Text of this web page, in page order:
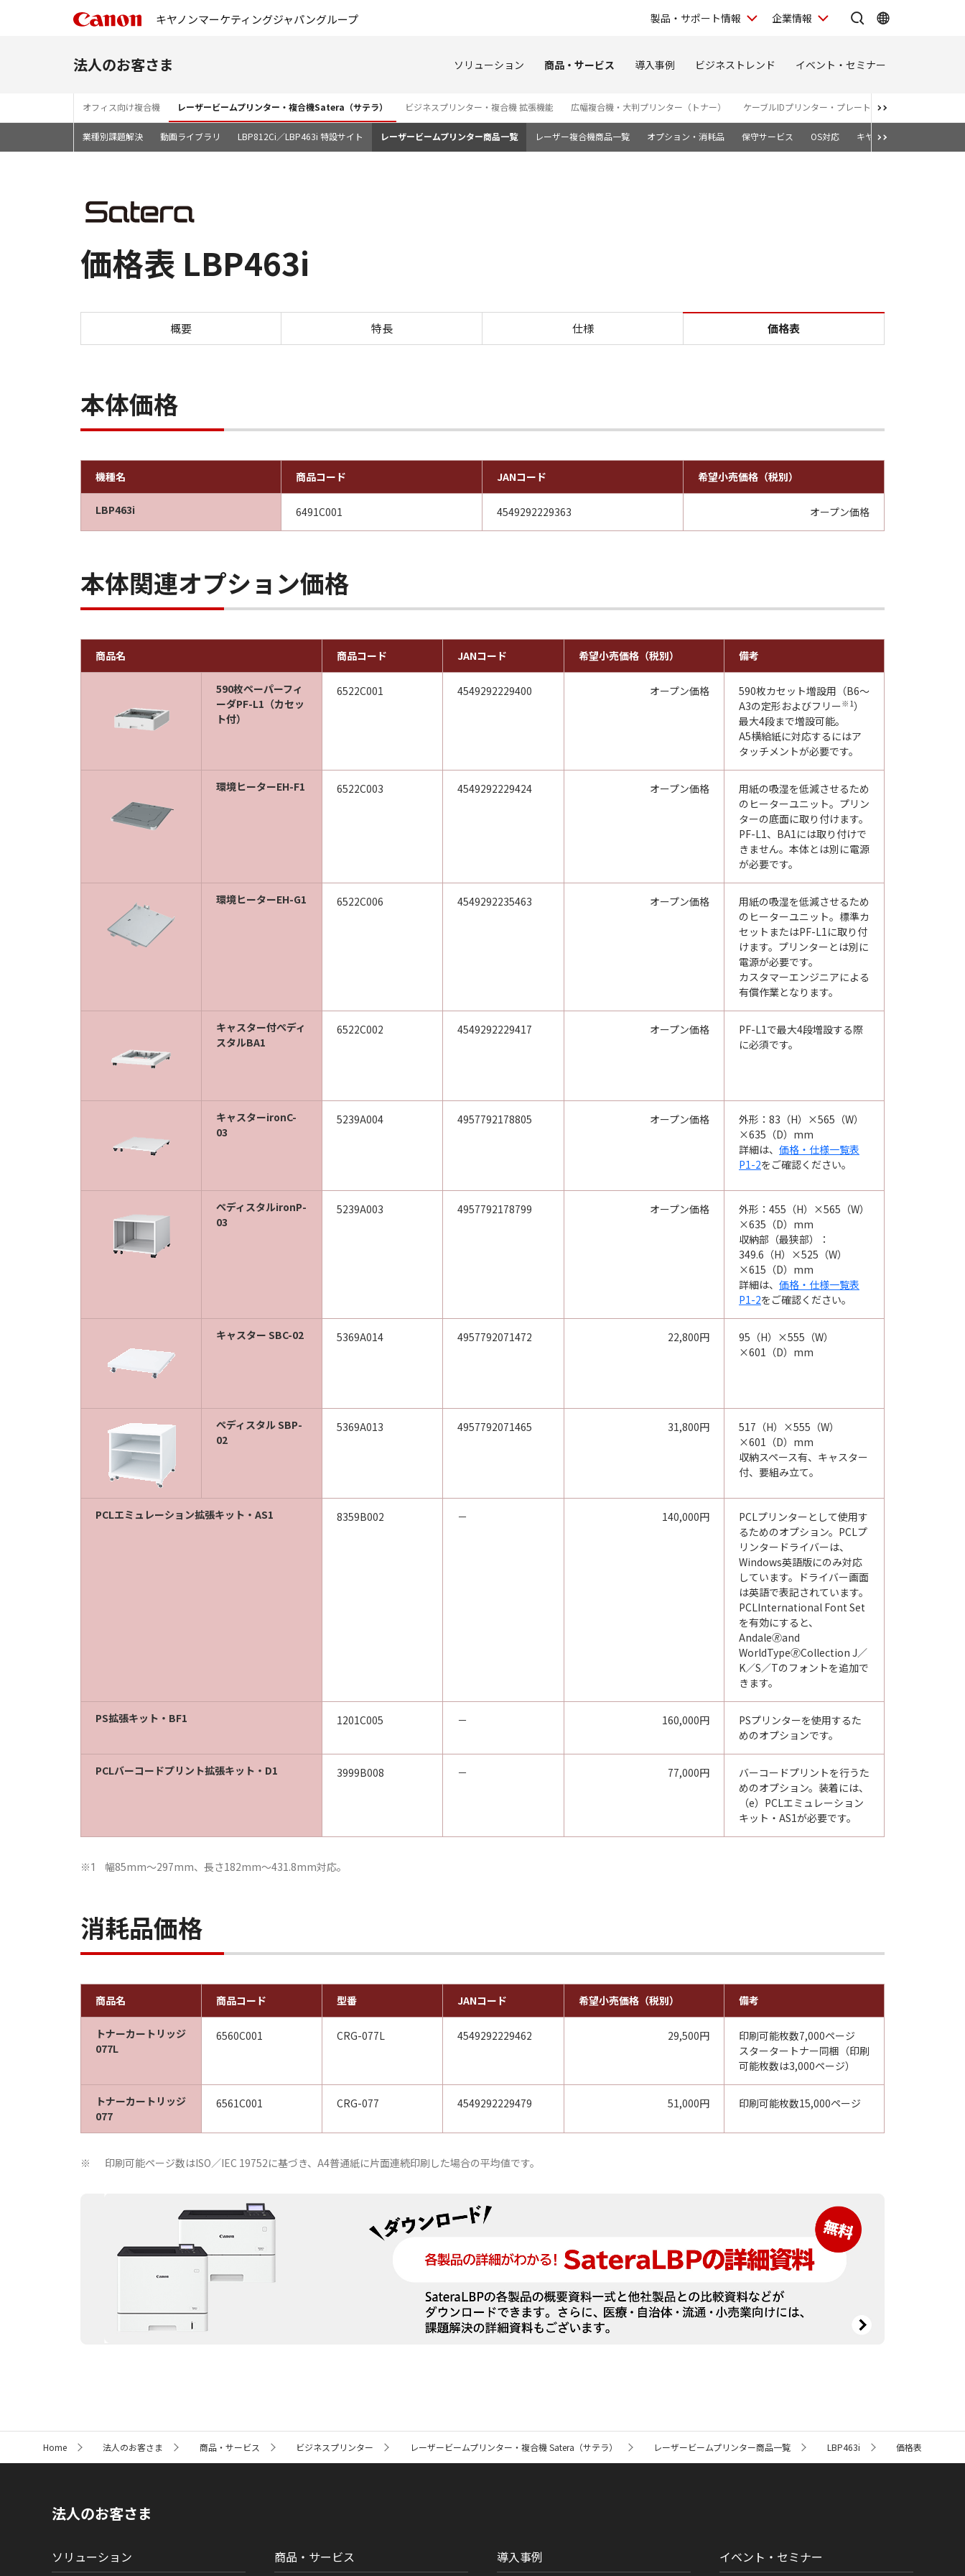
キヤノンマーケティングジャパングループ 製品・サポート情報 企業情報
法人のお客さま ソリューション 商品・サービス 導入事例 ビジネストレンド イベント・セミナー
オフィス向け複合機 レーザービームプリンター・複合機Satera（サテラ） ビジネスプリンター・複合機 拡張機能 広幅複合機・大判プリンター（トナー） ケーブルIDプリンター・プレート＆シートプリンター
業種別課題解決 動画ライブラリ LBP812Ci／LBP463i 特設サイト レーザービームプリンター商品一覧 レーザー複合機商品一覧 オプション・消耗品 保守サービス OS対応 キヤノン純正トナーカート
価格表 LBP463i
概要 特長 仕様 価格表
本体価格
機種名 商品コード JANコード 希望小売価格（税別）
LBP463i 6491C001 4549292229363 オープン価格
本体関連オプション価格
商品名 商品コード JANコード 希望小売価格（税別） 備考
590枚ペーパーフィ
ーダPF-L1（カセッ
ト付）
6522C001 4549292229400 オープン価格
590枚カセット増設用（B6～
A3の定形およびフリー※1）
最大4段まで増設可能。
A5横給紙に対応するにはア
タッチメントが必要です。
環境ヒーターEH-F1 6522C003 4549292229424 オープン価格
用紙の吸湿を低減させるため
のヒーターユニット。プリン
ターの底面に取り付けます。
PF-L1、BA1には取り付けで
きません。本体とは別に電源
が必要です。
環境ヒーターEH-G1 6522C006 4549292235463 オープン価格
用紙の吸湿を低減させるため
のヒーターユニット。標準カ
セットまたはPF-L1に取り付
けます。プリンターとは別に
電源が必要です。
カスタマーエンジニアによる
有償作業となります。
キャスター付ぺディ
スタルBA1
6522C002 4549292229417 オープン価格
PF-L1で最大4段増設する際
に必須です。
キャスターironC-
03
5239A004 4957792178805 オープン価格
外形：83（H）×565（W）
×635（D）mm
詳細は、 価格・仕様一覧表
P1-2をご確認ください。
ぺディスタルironP-
03
5239A003 4957792178799 オープン価格
外形：455（H）×565（W）
×635（D）mm
収納部（最狭部）：
349.6（H）×525（W）
×615（D）mm
詳細は、 価格・仕様一覧表
P1-2をご確認ください。
キャスター SBC-02 5369A014 4957792071472 22,800円
95（H）×555（W）
×601（D）mm
ぺディスタル SBP-
02
5369A013 4957792071465 31,800円
517（H）×555（W）
×601（D）mm
収納スペース有、キャスター
付、要組み立て。
PCLエミュレーション拡張キット・AS1 8359B002 － 140,000円
PCLプリンターとして使用す
るためのオプション。PCLプ
リンタードライバーは、
Windows英語版にのみ対応
しています。ドライバー画面
は英語で表記されています。
PCLInternational Font Set
を有効にすると、
Andale🄬and
WorldType🄬Collection J／
K／S／Tのフォントを追加で
きます。
PS拡張キット・BF1 1201C005 － 160,000円
PSプリンターを使用するた
めのオプションです。
PCLバーコードプリント拡張キット・D1 3999B008 － 77,000円
バーコードプリントを行うた
めのオプション。装着には、
（e）PCLエミュレーション
キット・AS1が必要です。
※1 幅85mm～297mm、長さ182mm～431.8mm対応。
消耗品価格
商品名 商品コード 型番 JANコード 希望小売価格（税別） 備考
トナーカートリッジ
077L
6560C001 CRG-077L 4549292229462 29,500円
印刷可能枚数7,000ページ
スタータートナー同梱（印刷
可能枚数は3,000ページ）
トナーカートリッジ
077
6561C001 CRG-077 4549292229479 51,000円 印刷可能枚数15,000ページ
※ 印刷可能ページ数はISO／IEC 19752に基づき、A4普通紙に片面連続印刷した場合の平均値です。
ト
Home 法人のお客さま 商品・サービス ビジネスプリンター レーザービームプリンター・複合機 Satera（サテラ） レーザービームプリンター商品一覧 LBP463i 価格表
法人のお客さま
ソリューション 商品・サービス 導入事例 イベント・セミナー